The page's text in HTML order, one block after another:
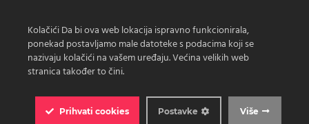
Kolačići Da bi ova web lokacija ispravno funkcionirala,
ponekad postavljamo male datoteke s podacima koji se
nazivaju kolačići na vašem uređaju. Većina velikih web
stranica također to čini.
Prihvati cookies Više
Postavke